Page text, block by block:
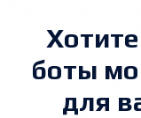
боты
для